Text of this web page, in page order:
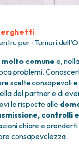
RARI
ANALISI
CLINICA
per i Tumori
molto comune e,
problemi.
scelte consapevoli
del partner e di
le risposte alle
controlli
chiare e
consapevolezza.